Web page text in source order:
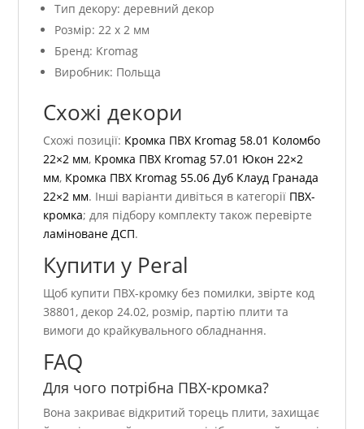
Тип декору: деревний декор
Розмір: 22 x 2 мм
Бренд: Kromag
Виробник: Польща
Схожі декори
Схожі позиції: Кромка ПВХ Kromag 58.01 Коломбо
22×2 мм, Кромка ПВХ Kromag 57.01 Юкон 22×2
мм, Кромка ПВХ Kromag 55.06 Дуб Клауд Гранада
22×2 мм. Інші варіанти дивіться в категорії ПВХ-
кромка; для підбору комплекту також перевірте
ламіноване ДСП.
Купити у Peral
Щоб купити ПВХ-кромку без помилки, звірте код
38801, декор 24.02, розмір, партію плити та
вимоги до крайкувального обладнання.
FAQ
Для чого потрібна ПВХ-кромка?
Вона закриває відкритий торець плити, захищає